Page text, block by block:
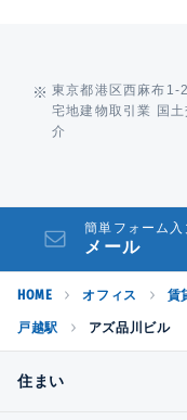
東京都港区西麻布
宅地建物取引業 国
介
簡単フォーム入
メール
HOME オフィス 賃
戸越駅 アズ品川ビル
住まい